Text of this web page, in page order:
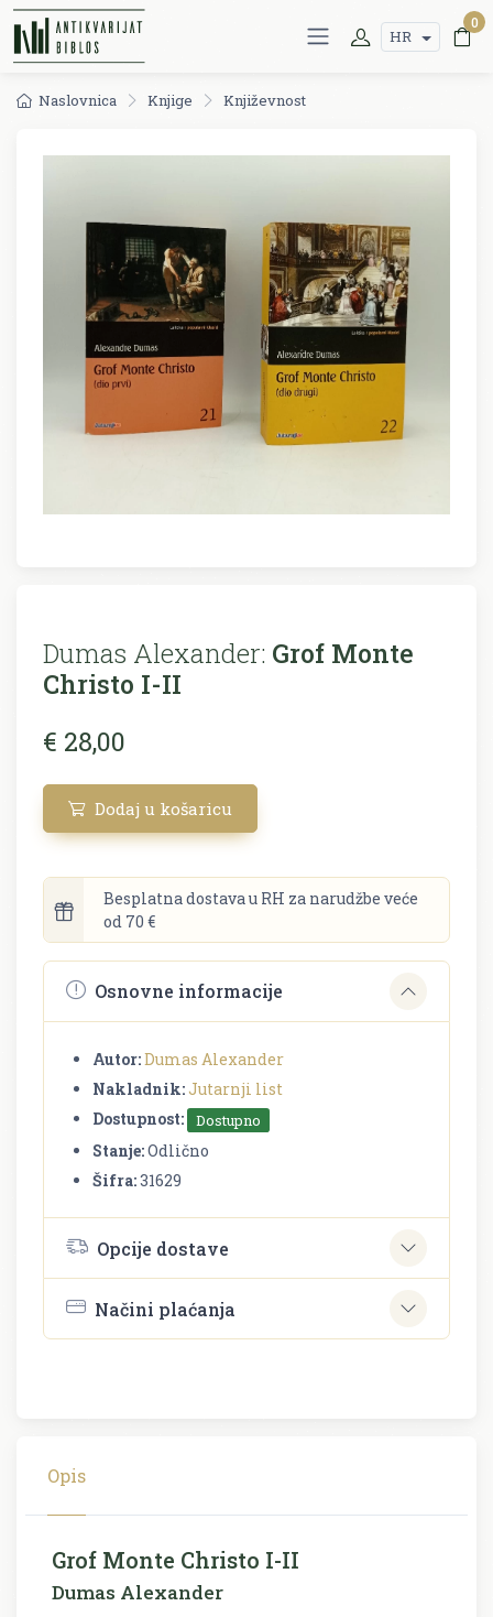
HR
0
Naslovnica Knjige Književnost
Dumas Alexander: Grof Monte
Christo I-II
€ 28,00
Dodaj u košaricu
Besplatna dostava u RH za narudžbe veće
od 70 €
Osnovne informacije
Autor:Dumas Alexander
Nakladnik:Jutarnji list
Dostupnost:
Dostupno
Stanje:Odlično
Šifra:31629
Opcije dostave
Načini plaćanja
Opis
Grof Monte Christo I-II
Dumas Alexander